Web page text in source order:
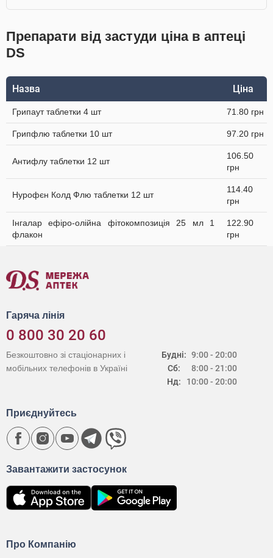
Препарати від застуди ціна в аптеці
DS
Назва Ціна
Грипаут таблетки 4 шт 71.80 грн
Грипфлю таблетки 10 шт 97.20 грн
Антифлу таблетки 12 шт
106.50
грн
Нурофєн Колд Флю таблетки 12 шт
114.40
грн
Інгалар ефіро-олійна фітокомпозиція 25 мл 1
флакон
122.90
грн
Гаряча лінія
0 800 30 20 60
Будні:
Сб:
Нд:
9:00 - 20:00
8:00 - 21:00
10:00 - 20:00
Безкоштовно зі стаціонарних і
мобільних телефонів в Україні
Про Компанію
Завантажити застосунок
Приєднуйтесь